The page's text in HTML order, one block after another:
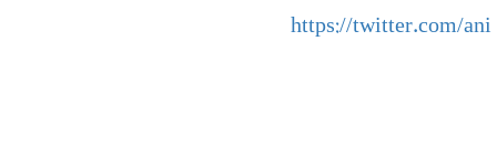
https://twitter.com/ani